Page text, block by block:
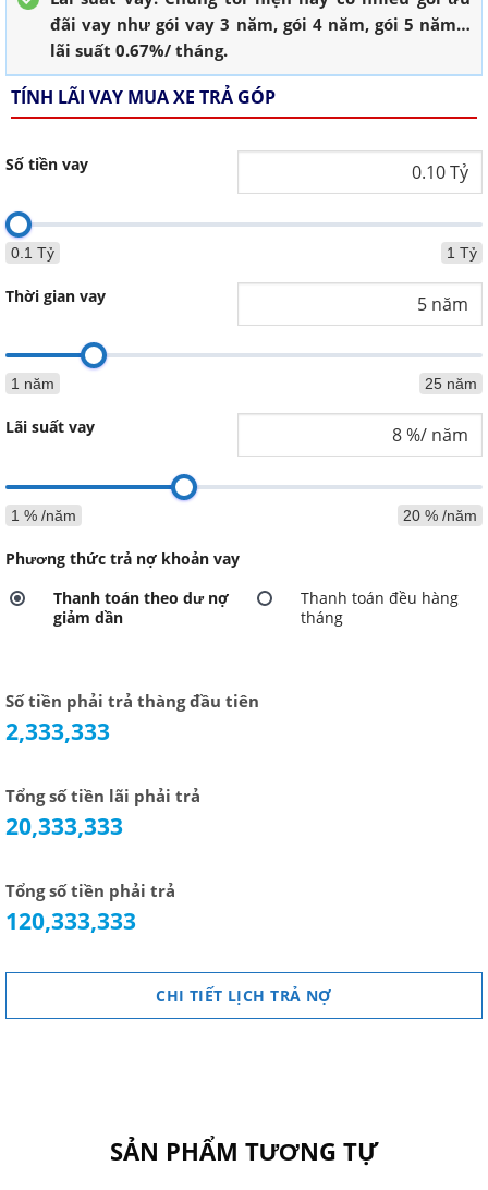
đãi vay như gói vay 3 năm, gói 4 năm, gói 5 năm…
lãi suất 0.67%/ tháng.
TÍNH LÃI VAY MUA XE TRẢ GÓP
Số tiền vay
0.1 Tỷ 1 Tỷ
Thời gian vay
1 năm 25 năm
Lãi suất vay
1 % /năm 20 % /năm
Phương thức trả nợ khoản vay
Thanh toán theo dư nợ
giảm dần
Thanh toán đều hàng
tháng
Số tiền phải trả thàng đầu tiên
2,333,333
Tổng số tiền lãi phải trả
20,333,333
Tổng số tiền phải trả
120,333,333
CHI TIẾT LỊCH TRẢ NỢ
SẢN PHẨM TƯƠNG TỰ